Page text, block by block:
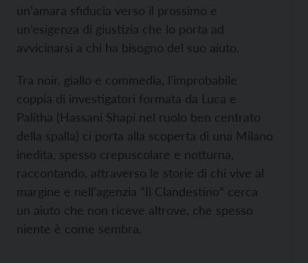
un’amara sfiducia verso il prossimo e
un’esigenza di giustizia che lo porta ad
avvicinarsi a chi ha bisogno del suo aiuto.
Tra noir, giallo e commedia, l’improbabile
coppia di investigatori formata da Luca e
Palitha (Hassani Shapi nel ruolo ben centrato
della spalla) ci porta alla scoperta di una Milano
inedita, spesso crepuscolare e notturna,
raccontando, attraverso le storie di chi vive al
margine e nell’agenzia “Il Clandestino” cerca
un aiuto che non riceve altrove, che spesso
niente è come sembra.